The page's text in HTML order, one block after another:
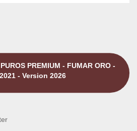
PREMIUM - FUMAR ORO -
- Version 2026